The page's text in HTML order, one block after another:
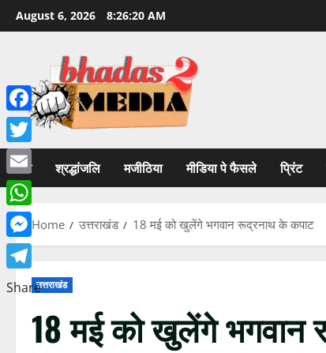
Skip
to
August 6, 2026 8:26:20 AM
होम श्रद्धांजलि मजीठिया मीडिया पे फैसले प्रिंट
Home उत्तराखंड 18 मई को खुलेंगे भगवान रूद्रनाथ के कपाट
उत्तराखंड
18 मई को खुलेंगे भगवान
Facebook
Twitter
Email
WhatsApp
Messenger
Telegram
Share